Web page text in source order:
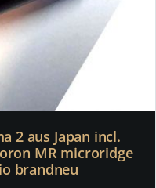
2 aus Japan incl.
MR microridge
brandneu